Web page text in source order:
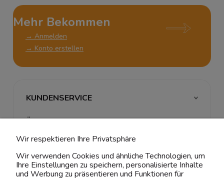
Mehr Bekommen
→ Anmelden
→ Konto erstellen
KUNDENSERVICE
ÜBER UNS & RECHTLICHES
MEIN ACCOUNT
BELIEBTE KATEGORIEN
Wir respektieren Ihre Privatsphäre
Wir verwenden Cookies und ähnliche Technologien, um
Ihre Einstellungen zu speichern, personalisierte Inhalte
und Werbung zu präsentieren und Funktionen für